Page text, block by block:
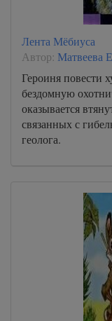
Лента Мёбиуса
Автор: Матвеева
Героиня повести
бездомную
оказывается
связанных с
геолога.